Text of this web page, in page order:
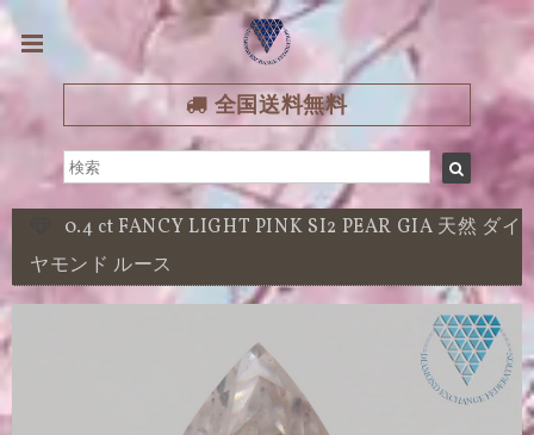
全国送料無料
0.4 ct FANCY LIGHT PINK SI2 PEAR GIA 天然 ダイ
ヤモンド ルース